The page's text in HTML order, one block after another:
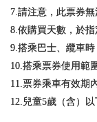
7.請注意，此票券
8.依購買天數，於
9.搭乘巴士、纜車時
10.搭乘票券使用範
11.票券乘車有效期
12.兒童5歲（含）